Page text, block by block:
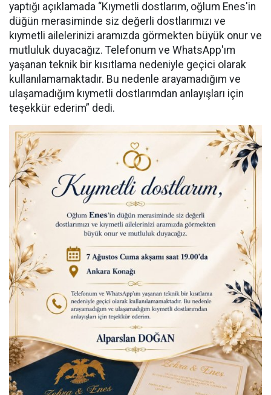
yaptığı açıklamada “Kıymetli dostlarım, oğlum Enes'in
düğün merasiminde siz değerli dostlarımızı ve
kıymetli ailelerinizi aramızda görmekten büyük onur ve
mutluluk duyacağız. Telefonum ve WhatsApp'ım
yaşanan teknik bir kısıtlama nedeniyle geçici olarak
kullanılamamaktadır. Bu nedenle arayamadığım ve
ulaşamadığım kıymetli dostlarımdan anlayışları için
teşekkür ederim” dedi.